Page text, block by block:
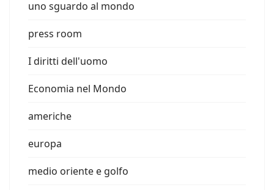
uno sguardo al mondo
press room
I diritti dell'uomo
Economia nel Mondo
americhe
europa
medio oriente e golfo